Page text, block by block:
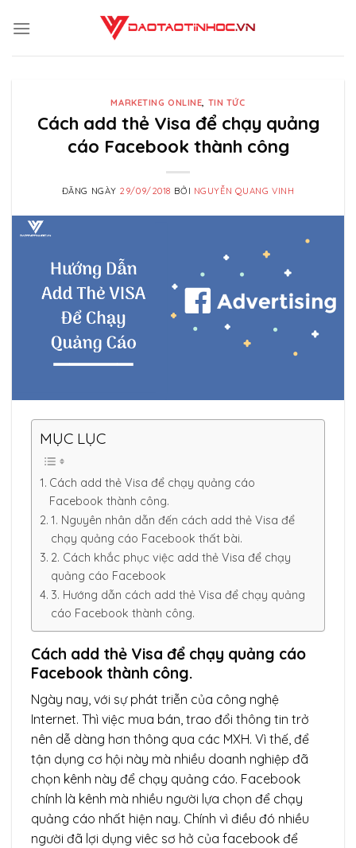
MARKETING ONLINE, TIN TỨC
Cách add thẻ Visa để chạy quảng
cáo Facebook thành công
ĐĂNG NGÀY 29/09/2018 BỞI NGUYỄN QUANG VINH
MỤC LỤC
Cách add thẻ Visa để chạy quảng cáo
Facebook thành công.
1. Nguyên nhân dẫn đến cách add thẻ Visa để
chạy quảng cáo Facebook thất bài.
2. Cách khắc phục việc add thẻ Visa để chạy
quảng cáo Facebook
3. Hướng dẫn cách add thẻ Visa để chạy quảng
cáo Facebook thành công.
Cách add thẻ Visa để chạy quảng cáo
Facebook thành công.
Ngày nay, với sự phát triễn của công nghệ
Internet. Thì việc mua bán, trao đổi thông tin trở
nên dễ dàng hơn thông qua các MXH. Vì thế, để
tận dụng cơ hội này mà nhiều doanh nghiệp đã
chọn kênh này để chạy quảng cáo. Facebook
chính là kênh mà nhiều người lựa chọn để chạy
quảng cáo nhất hiện nay. Chính vì điều đó nhiều
người đã lợi dụng viêc sơ hở của facebook để